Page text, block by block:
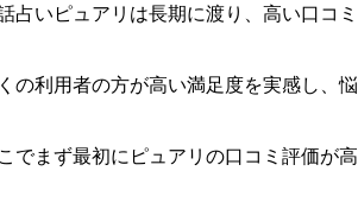
占いピュアリは長期に渡り、高い口コ
の利用者の方が高い満足度を実感し、
でまず最初にピュアリの口コミ評価が